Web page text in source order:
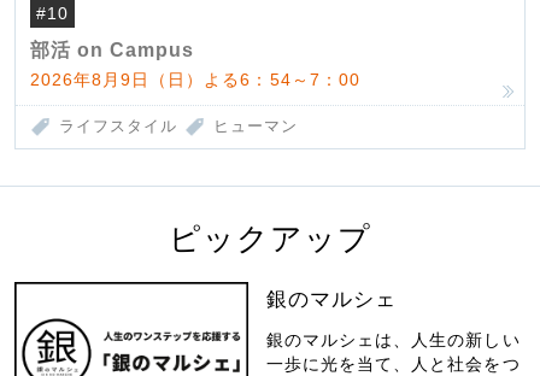
#10
部活 on Campus
2026年8月9日（日）よる6：54～7：00
ライフスタイル ヒューマン
ピックアップ
銀のマルシェ
銀のマルシェは、人生の新しい
一歩に光を当て、人と社会をつ